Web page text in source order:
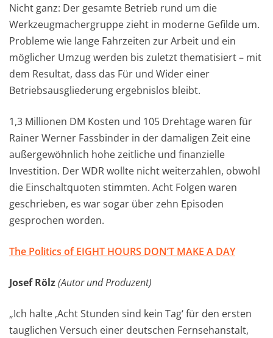
Nicht ganz: Der gesamte Betrieb rund um die
Werkzeugmachergruppe zieht in moderne Gefilde um.
Probleme wie lange Fahrzeiten zur Arbeit und ein
möglicher Umzug werden bis zuletzt thematisiert – mit
dem Resultat, dass das Für und Wider einer
Betriebsausgliederung ergebnislos bleibt.
1,3 Millionen DM Kosten und 105 Drehtage waren für
Rainer Werner Fassbinder in der damaligen Zeit eine
außergewöhnlich hohe zeitliche und finanzielle
Investition. Der WDR wollte nicht weiterzahlen, obwohl
die Einschaltquoten stimmten. Acht Folgen waren
geschrieben, es war sogar über zehn Episoden
gesprochen worden.
The Politics of EIGHT HOURS DON’T MAKE A DAY
Josef Rölz(Autor und Produzent)
„Ich halte ‚Acht Stunden sind kein Tag‘ für den ersten
tauglichen Versuch einer deutschen Fernsehanstalt,